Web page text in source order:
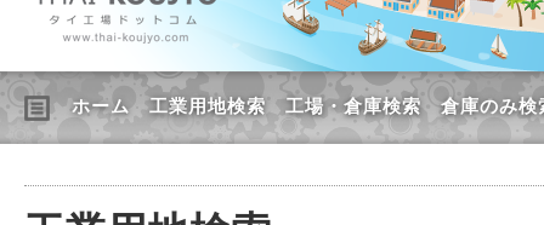
ホーム 工業用地検索 工場・倉庫検索 倉庫のみ検